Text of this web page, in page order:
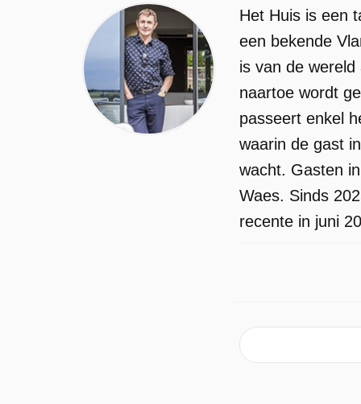
Het Huis is een
een bekende
is van de
naartoe wordt
passeert enkel
waarin de gast
wacht. Gasten
Waes. Sinds
recente in juni